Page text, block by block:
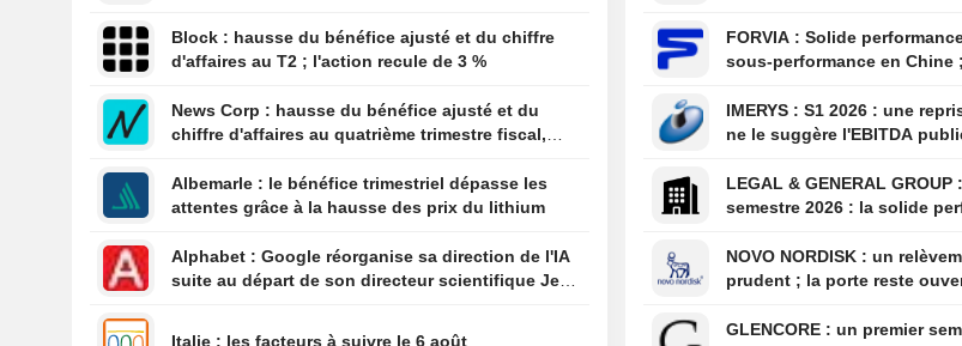
Block : hausse du bénéfice ajusté et du chiffre
d'affaires au T2 ; l'action recule de 3 %
News Corp : hausse du bénéfice ajusté et du
chiffre d'affaires au quatrième trimestre fiscal,
Albemarle : le bénéfice trimestriel dépasse les
attentes grâce à la hausse des prix du lithium
Alphabet : Google réorganise sa direction de l'IA
suite au départ de son directeur scientifique Jeff
Italie : les facteurs à suivre le 6 août
FORVIA : Solide performance au S1 malgré la
sous-performance en Chine
IMERYS : S1 2026 : une reprise moins solide que
ne le suggère l'EBITDA
LEGAL & GENERAL GROUP : résultats du 1er
semestre 2026 : la solide
bénéfices
NOVO NORDISK : un relèvement d'objectifs trop
prudent ; la porte reste
GLENCORE : un premier semestre exceptionnel et